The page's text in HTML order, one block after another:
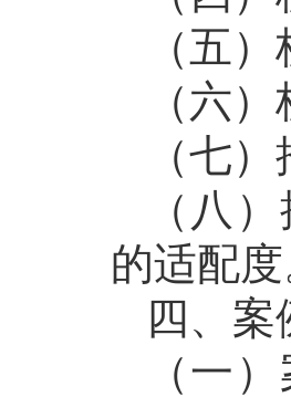
（五
（六
（七
（八
的适配度
四、案
（一